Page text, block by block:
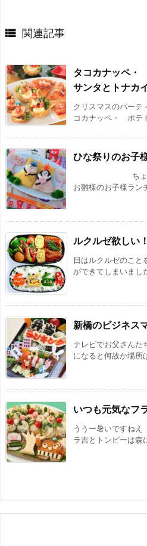
 関連記事
タコカナッペ・
サンタとトナカ
クリスマスのパーテ
コカナッペ・ ポテ
ひな祭りのお子
ちょっと遅
お雛様のお子様ラン
ルクルゼ欲しい
日はルクルゼのこ
ができてしまいまし
新橋のビジネス
テレビでお父さんた
になると何故か場所
いつも元気なフ
ううー暑いですねえ
ラ吉とトンピーは森